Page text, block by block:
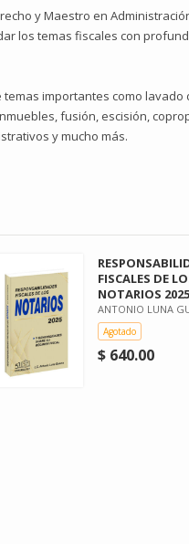
y Maestro en
los temas fiscales con
importantes como
fusión, escisión,
y mucho más.
FISCALES DE
NOTARIOS 2025
ANTONIO LUNA
Agotado
$ 640.00